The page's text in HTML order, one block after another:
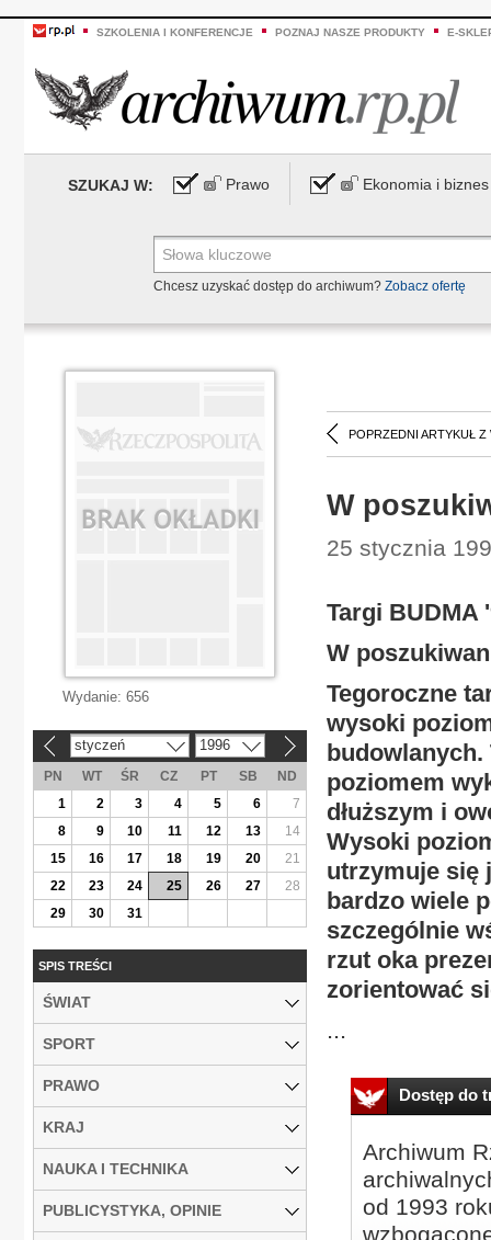
SZKOLENIA I KONFERENCJE POZNAJ NASZE PRODUKTY E-
SZUKAJ W: Prawo Ekonomia i biznes
Chcesz uzyskać dostęp do archiwum? Zobacz ofertę
POPRZEDNI ARTYKUŁ Z
W
25 stycznia
Targi BUDMA
W
Tegoroczne
wysoki
budowlanych.
poziomem
dłuższym i
Wysoki
utrzymuje się
bardzo wiele
szczególnie
rzut oka
zorientować
...
Dostęp do
Archiwum
od 1993
Wydanie: 656
styczeń 1996
PN WT ŚR CZ PT SB
ND
1
2 3 4 5 6
7
8
9 10 11 12 13
14
15
16 17 18 19 20
21
22
23 24 25 26 27
28
29
30 31
SPIS TREŚCI
ŚWIAT
SPORT
PRAWO
KRAJ
NAUKA I TECHNIKA
PUBLICYSTYKA, OPINIE